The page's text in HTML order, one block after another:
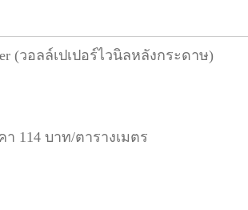
(วอลล์เปเปอร์ไวนิลหลังกระดาษ)
114 บาท/ตารางเมตร